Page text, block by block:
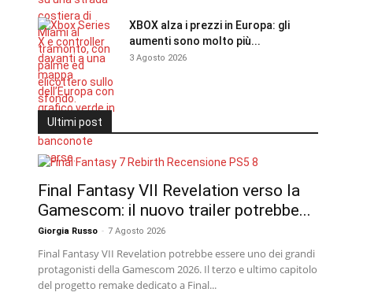
XBOX alza i prezzi in Europa: gli
aumenti sono molto più...
3 Agosto 2026
Ultimi post
Final Fantasy VII Revelation verso la
Gamescom: il nuovo trailer potrebbe...
Giorgia Russo - 7 Agosto 2026
Final Fantasy VII Revelation potrebbe essere uno dei grandi
protagonisti della Gamescom 2026. Il terzo e ultimo capitolo
del progetto remake dedicato a Final...